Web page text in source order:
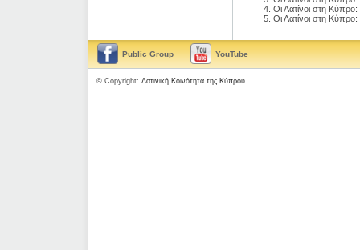
Οι Λατίνοι στη
Οι Λατίνοι στη Κύπρο:
Public Group YouTube
© Copyright: Λατινική Κοινότητα της Κύπρου